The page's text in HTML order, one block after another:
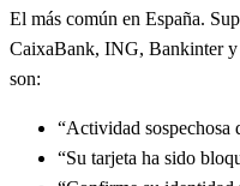
El más común en España.
CaixaBank, ING, Bankinter y
son:
“Actividad sospechosa
“Su tarjeta ha sido